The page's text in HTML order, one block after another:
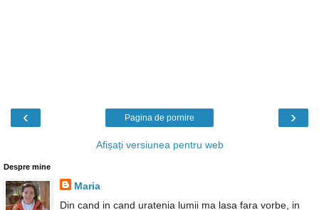
‹ ›
Pagina de pornire
Afișați versiunea pentru web
Despre mine
Maria
Din cand in cand uratenia lumii ma lasa fara vorbe, in